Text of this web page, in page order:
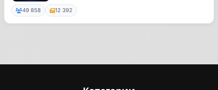
49 858 12 392